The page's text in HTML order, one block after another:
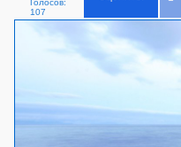
Голосов:
107